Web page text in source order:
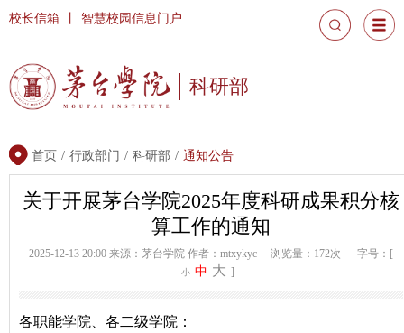
科研部
校长信箱 智慧校园信息门户
首页 / 行政部门 / 科研部 / 通知公告
关于开展茅台学院2025年度科研成果积分核
算工作的通知
2025-12-13 20:00 来源：茅台学院 作者：mtxykyc 浏览量：172次 字号：[
小 中 大 ]
各职能学院、各二级学院：